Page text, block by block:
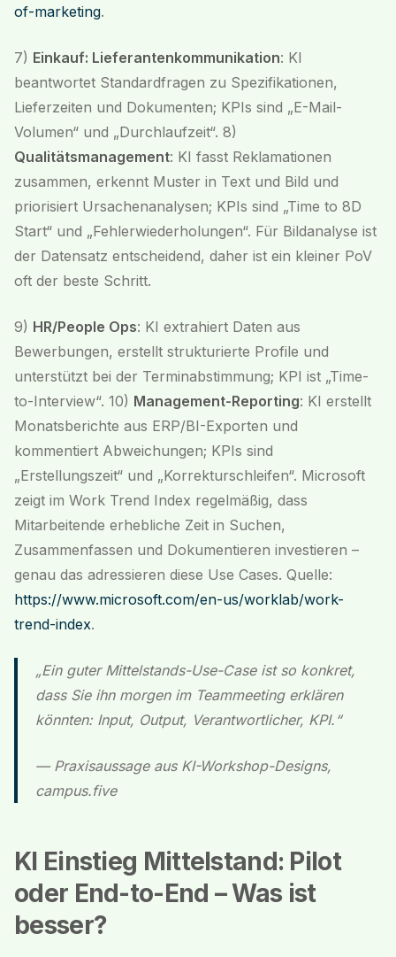
of-marketing.
7) Einkauf: Lieferantenkommunikation: KI
beantwortet Standardfragen zu Spezifikationen,
Lieferzeiten und Dokumenten; KPIs sind „E-Mail-
Volumen“ und „Durchlaufzeit“. 8)
Qualitätsmanagement: KI fasst Reklamationen
zusammen, erkennt Muster in Text und Bild und
priorisiert Ursachenanalysen; KPIs sind „Time to 8D
Start“ und „Fehlerwiederholungen“. Für Bildanalyse ist
der Datensatz entscheidend, daher ist ein kleiner PoV
oft der beste Schritt.
9) HR/People Ops: KI extrahiert Daten aus
Bewerbungen, erstellt strukturierte Profile und
unterstützt bei der Terminabstimmung; KPI ist „Time-
to-Interview“. 10) Management-Reporting: KI erstellt
Monatsberichte aus ERP/BI-Exporten und
kommentiert Abweichungen; KPIs sind
„Erstellungszeit“ und „Korrekturschleifen“. Microsoft
zeigt im Work Trend Index regelmäßig, dass
Mitarbeitende erhebliche Zeit in Suchen,
Zusammenfassen und Dokumentieren investieren –
genau das adressieren diese Use Cases. Quelle:
https://www.microsoft.com/en-us/worklab/work-
trend-index.
„Ein guter Mittelstands-Use-Case ist so konkret,
dass Sie ihn morgen im Teammeeting erklären
könnten: Input, Output, Verantwortlicher, KPI.“
— Praxisaussage aus KI-Workshop-Designs,
campus.five
KI Einstieg Mittelstand: Pilot
oder End-to-End – Was ist
besser?